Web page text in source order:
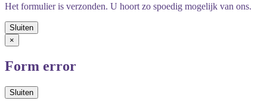
Het formulier is verzonden. U hoort zo spoedig mogelijk van ons.
×
Form error